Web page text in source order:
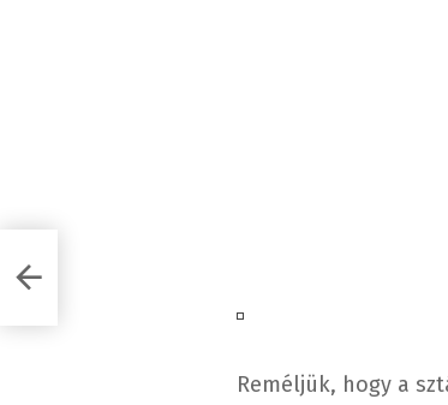
Reméljük, hogy a